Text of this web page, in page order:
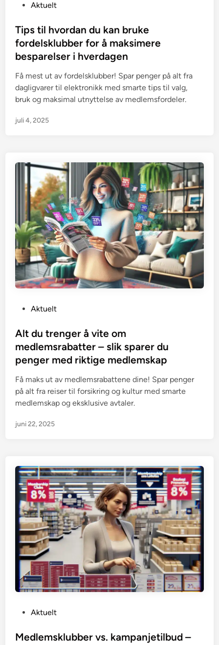
s
t
e
d
i
n
Aktuelt
Tips til hvordan du kan bruke
fordelsklubber for å maksimere
besparelser i hverdagen
Få mest ut av fordelsklubber! Spar penger på alt fra
dagligvarer til elektronikk med smarte tips til valg,
bruk og maksimal utnyttelse av medlemsfordeler.
juli 4, 2025
s
t
d
i
n
Aktuelt
Alt du trenger å vite om
medlemsrabatter – slik sparer du
penger med riktige medlemskap
Få maks ut av medlemsrabattene dine! Spar penger
på alt fra reiser til forsikring og kultur med smarte
medlemskap og eksklusive avtaler.
juni 22, 2025
s
Aktuelt
Medlemsklubber vs. kampanjetilbud –